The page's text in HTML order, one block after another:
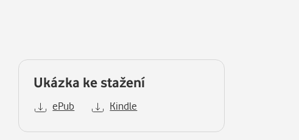
Ukázka ke stažení
ePub Kindle